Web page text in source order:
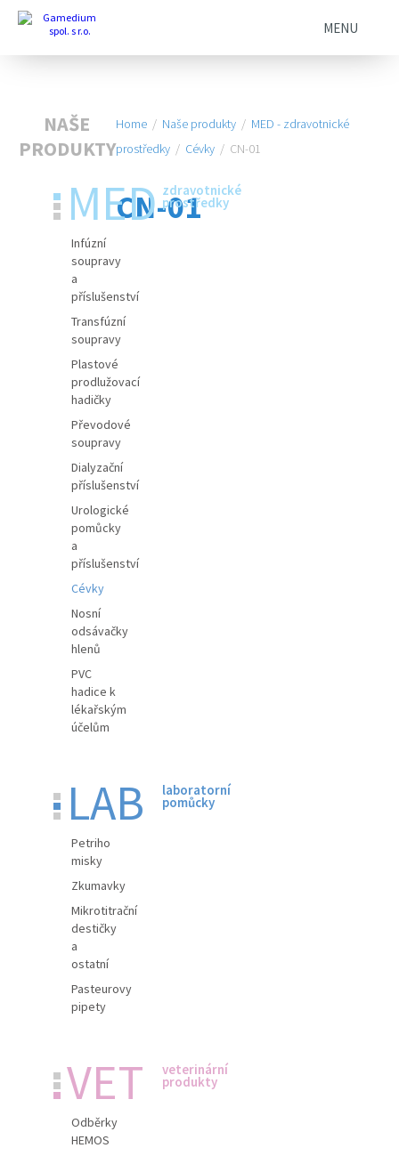
MENU
NAŠE
PRODUKTY
MED zdravotnické
prostředky
Infúzní
soupravy
a
příslušenství
Transfúzní
soupravy
Plastové
prodlužovací
hadičky
Převodové
soupravy
Dialyzační
příslušenství
Urologické
pomůcky
a
příslušenství
Cévky
Nosní
odsávačky
hlenů
PVC
hadice k
lékařským
účelům
LAB laboratorní
pomůcky
Petriho
misky
Zkumavky
Mikrotitrační
destičky
a
ostatní
Pasteurovy
pipety
VET veterinární
produkty
Odběrky
HEMOS
Home / Naše produkty / MED - zdravotnické
prostředky / Cévky / CN-01
CN-01